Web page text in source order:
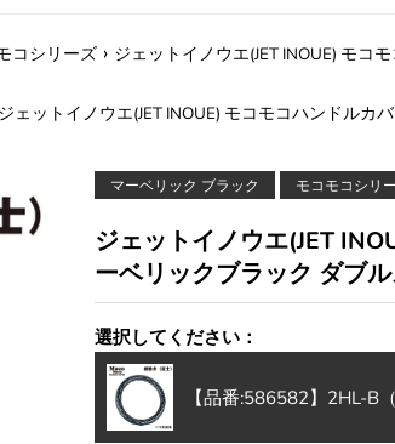
コシリーズ › ジェットイノウエ(JET INOUE) モコ
ジェットイノウエ(JET INOUE) モコモコハンドルカ
マーベリック ブラック モコモコシリ
ジェットイノウエ(JET
ーベリックブラック ダブ
選択してください：
【品番:586582】2HL-B